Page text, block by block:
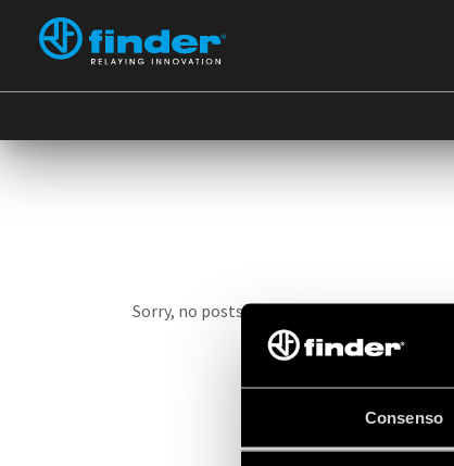
Consenso
Sorry, no posts matched your criteria.